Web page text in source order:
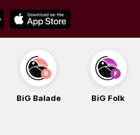
BiG Balade BiG Folk